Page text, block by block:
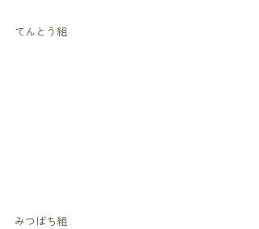
てんとう組
みつばち組